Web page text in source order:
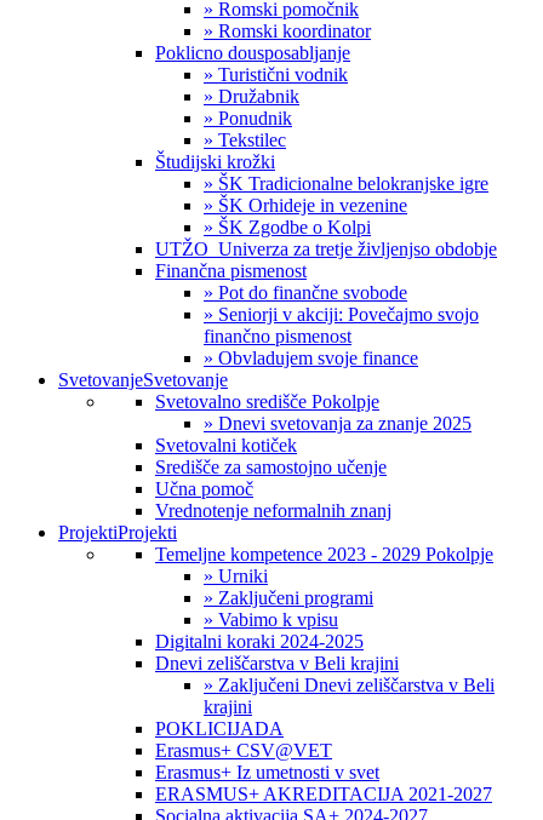
» Romski pomočnik
» Romski koordinator
Poklicno dousposabljanje
» Turistični vodnik
» Družabnik
» Ponudnik
» Tekstilec
Študijski krožki
» ŠK Tradicionalne belokranjske igre
» ŠK Orhideje in vezenine
» ŠK Zgodbe o Kolpi
UTŽO_Univerza za tretje življenjso obdobje
Finančna pismenost
» Pot do finančne svobode
» Seniorji v akciji: Povečajmo svojo
finančno pismenost
» Obvladujem svoje finance
SvetovanjeSvetovanje
Svetovalno središče Pokolpje
» Dnevi svetovanja za znanje 2025
Svetovalni kotiček
Središče za samostojno učenje
Učna pomoč
Vrednotenje neformalnih znanj
ProjektiProjekti
Temeljne kompetence 2023 - 2029 Pokolpje
» Urniki
» Zaključeni programi
» Vabimo k vpisu
Digitalni koraki 2024-2025
Dnevi zeliščarstva v Beli krajini
» Zaključeni Dnevi zeliščarstva v Beli
krajini
POKLICIJADA
Erasmus+ CSV@VET
Erasmus+ Iz umetnosti v svet
ERASMUS+ AKREDITACIJA 2021-2027
Socialna aktivacija SA+ 2024-2027